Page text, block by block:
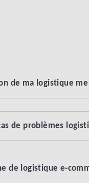
de ma logistique
de problèmes
de logistique e-